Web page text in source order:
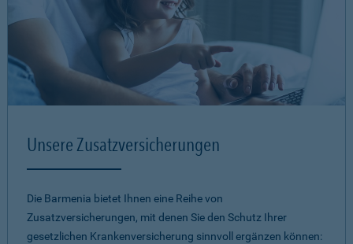
Unsere Zusatzversicherungen
Die Barmenia bietet Ihnen eine Reihe von
Zusatzversicherungen, mit denen Sie den Schutz Ihrer
gesetzlichen Krankenversicherung sinnvoll ergänzen können: